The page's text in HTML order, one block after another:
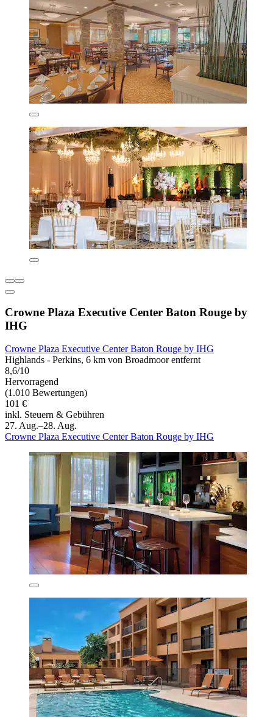
Crowne Plaza Executive Center Baton Rouge by
IHG
Crowne Plaza Executive Center Baton Rouge by IHG
Highlands - Perkins, 6 km von Broadmoor entfernt
8,6/10
Hervorragend
(1.010 Bewertungen)
101 €
inkl. Steuern & Gebühren
27. Aug.–28. Aug.
Crowne Plaza Executive Center Baton Rouge by IHG